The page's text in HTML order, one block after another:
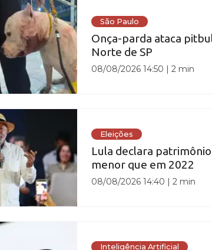
São Paulo
Onça-parda ataca
Norte de SP
08/08/2026 14:50 |2 min
Eleições
Lula declara patrimônio
menor que em 2022
08/08/2026 14:40 |2 min
Inteligência Artificial